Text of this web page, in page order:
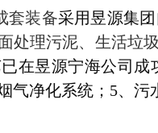
套装备采用昱源集
处理污泥、生活垃
在昱源宁海公司成
气净化系统；5、污